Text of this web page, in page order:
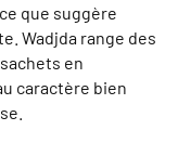
que suggère
Wadjda range des
en
caractère bien